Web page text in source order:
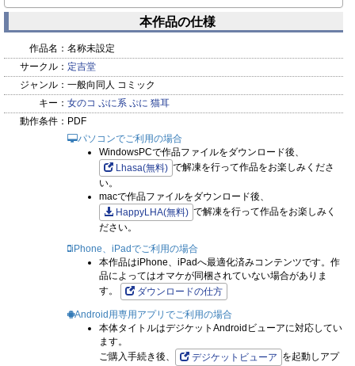
本作品の仕様
作品名： 名称未設定
サークル： 定吉堂
ジャンル： 一般向同人 コミック
キー： 女のコ ぷに系 ぷに 猫耳
動作条件： PDF
パソコンでご利用の場合
WindowsPCで作品ファイルをダウンロード後、
Lhasa(無料) で解凍を行って作品をお楽しみくださ
い。
macで作品ファイルをダウンロード後、
HappyLHA(無料) で解凍を行って作品をお楽しみく
ださい。
iPhone、iPadでご利用の場合
本作品はiPhone、iPadへ最適化済みコンテンツです。作
品によってはオマケが同梱されていない場合がありま
す。
ダウンロードの仕方
Android用専用アプリでご利用の場合
本体タイトルはデジケットAndroidビューアに対応してい
ます。
ご購入手続き後、
デジケットビューア を起動しアプ